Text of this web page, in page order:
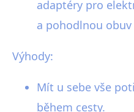
adaptéry pro
a pohodlnou
Výhody:
Mít u sebe vše
během cesty.